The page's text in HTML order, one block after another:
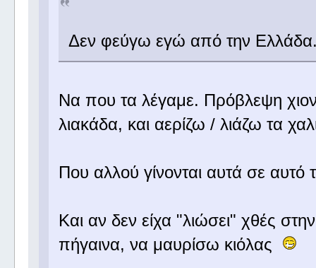
Δεν φεύγω εγώ από την
Να που τα λέγαμε. Πρόβλεψη
λιακάδα, και αερίζω / λιάζω τα
Που αλλού γίνονται αυτά σε
Και αν δεν είχα "λιώσει" χθές
πήγαινα, να μαυρίσω κιόλας